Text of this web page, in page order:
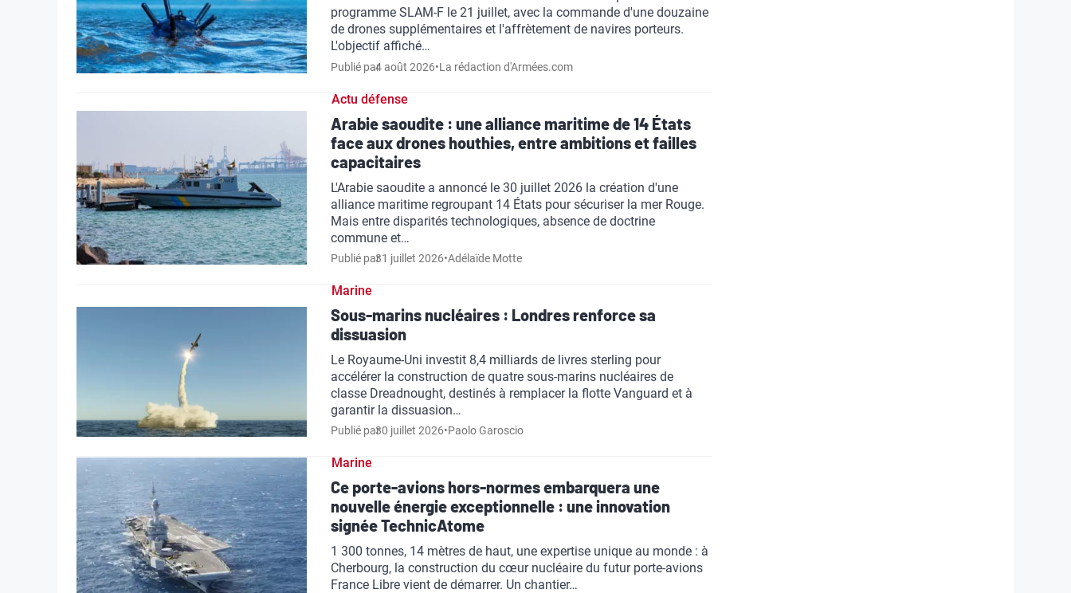
programme SLAM-F le 21 juillet, avec la commande d'une douzaine
de drones supplémentaires et l'affrètement de navires porteurs.
L'objectif affiché…
Publié par4 août 2026•La rédaction d'Armées.com
Actu défense
Arabie saoudite : une alliance maritime de 14 États
face aux drones houthies, entre ambitions et failles
capacitaires
L'Arabie saoudite a annoncé le 30 juillet 2026 la création d'une
alliance maritime regroupant 14 États pour sécuriser la mer Rouge.
Mais entre disparités technologiques, absence de doctrine
commune et…
Publié par31 juillet 2026•Adélaïde Motte
Marine
Sous-marins nucléaires : Londres renforce sa
dissuasion
Le Royaume-Uni investit 8,4 milliards de livres sterling pour
accélérer la construction de quatre sous-marins nucléaires de
classe Dreadnought, destinés à remplacer la flotte Vanguard et à
garantir la dissuasion…
Publié par30 juillet 2026•Paolo Garoscio
Marine
Ce porte-avions hors-normes embarquera une
nouvelle énergie exceptionnelle : une innovation
signée TechnicAtome
1 300 tonnes, 14 mètres de haut, une expertise unique au monde : à
Cherbourg, la construction du cœur nucléaire du futur porte-avions
France Libre vient de démarrer. Un chantier…